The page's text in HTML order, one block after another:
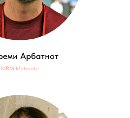
Арбатнот
MRM Meteorite